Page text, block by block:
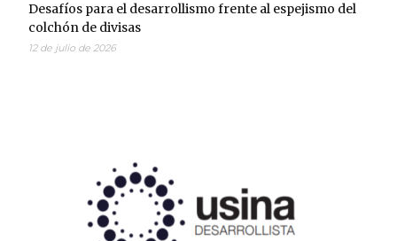
Desafíos para el desarrollismo frente al espejismo del
colchón de divisas
12 de julio de 2026